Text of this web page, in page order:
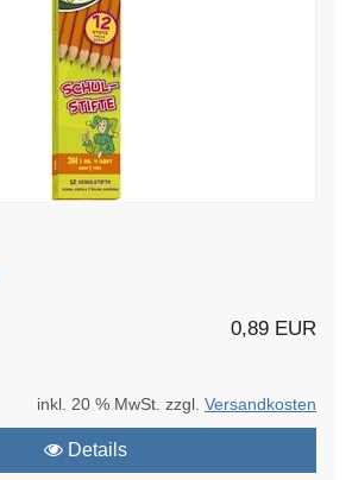
0,89 EUR
inkl. 20 % MwSt. zzgl. Versandkosten
Details